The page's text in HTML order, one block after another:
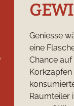
Geniesse
eine
Chance
Raumteiler